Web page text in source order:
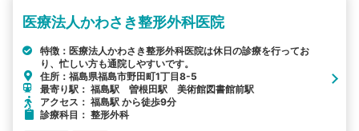
医療法人かわさき整形外科医院
特徴：医療法人かわさき整形外科医院は休日の診療を行ってお
り、忙しい方も通院しやすいです。
住所：福島県福島市野田町1丁目8-5
最寄り駅： 福島駅 曽根田駅 美術館図書館前駅
アクセス： 福島駅 から徒歩9分
診療科目： 整形外科